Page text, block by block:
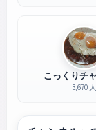
こっくりチ
3,670 人